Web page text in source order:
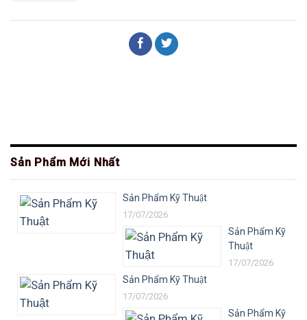
Sản Phẩm Mới Nhất
Sản Phẩm Kỹ Thuật
17/07/2026
Sản Phẩm Kỹ
Thuật
17/07/2026
Sản Phẩm Kỹ Thuật
17/07/2026
Sản Phẩm Kỹ